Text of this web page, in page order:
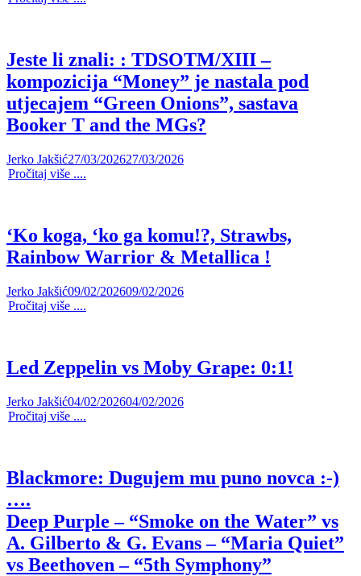
Jeste li znali: : TDSOTM/XIII –
kompozicija “Money” je nastala pod
utjecajem “Green Onions”, sastava
Booker T and the MGs?
Jerko Jakšić27/03/202627/03/2026
Pročitaj više ....
‘Ko koga, ‘ko ga komu!?, Strawbs,
Rainbow Warrior & Metallica !
Jerko Jakšić09/02/202609/02/2026
Pročitaj više ....
Led Zeppelin vs Moby Grape: 0:1!
Jerko Jakšić04/02/202604/02/2026
Pročitaj više ....
Blackmore: Dugujem mu puno novca :-)
….
Deep Purple – “Smoke on the Water” vs
A. Gilberto & G. Evans – “Maria Quiet”
vs Beethoven – “5th Symphony”